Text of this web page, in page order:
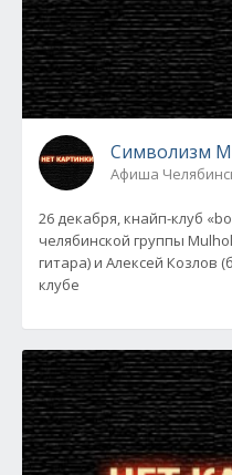
Символизм
Афиша
26 декабря, кнайп-клуб
челябинской группы
гитара) и Алексей Козлов
клубе